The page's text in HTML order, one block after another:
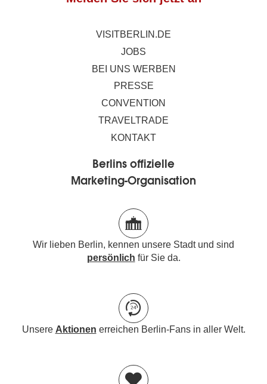
VISITBERLIN.DE
JOBS
BEI UNS WERBEN
PRESSE
CONVENTION
TRAVELTRADE
KONTAKT
Berlins offizielle
Marketing-Organisation
Wir lieben Berlin, kennen unsere Stadt und sind
persönlich für Sie da.
Unsere Aktionen erreichen Berlin-Fans in aller Welt.